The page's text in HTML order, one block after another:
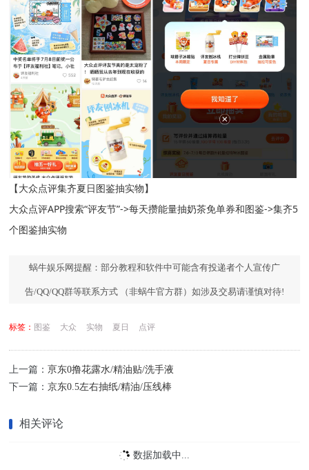
【大众点评集齐夏日图鉴抽实物】
大众点评APP搜索“评友节”->每天攒能量抽奶茶免单券和图鉴->集齐5
个图鉴抽实物
蜗牛娱乐网提醒：部分教程和软件中可能含有投递者个人宣传广
告/QQ/QQ群等联系方式 （非蜗牛官方群）如涉及交易请谨慎对待!
标签： 图鉴 大众 实物 夏日 点评
上一篇：亰东0撸花露水/精油贴/洗手液
下一篇：京东0.5左右抽纸/精油/压线棒
相关评论
数据加载中...